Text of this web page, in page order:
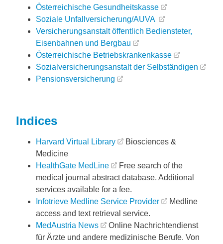
Österreichische Gesundheitskasse
Soziale Unfallversicherung/AUVA
Versicherungsanstalt öffentlich Bediensteter,
Eisenbahnen und Bergbau
Österreichische Betriebskrankenkasse
Sozialversicherungsanstalt der Selbständigen
Pensionsversicherung
Indices
Harvard Virtual Library
Biosciences &
Medicine
HealthGate MedLine
Free search of the
medical journal abstract database. Additional
services available for a fee.
Infotrieve Medline Service Provider
Medline
access and text retrieval service.
MedAustria News
Online Nachrichtendienst
für Ärzte und andere medizinische Berufe. Von